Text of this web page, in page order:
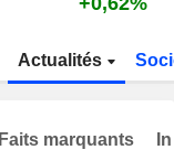
Actualités
Faits marquants